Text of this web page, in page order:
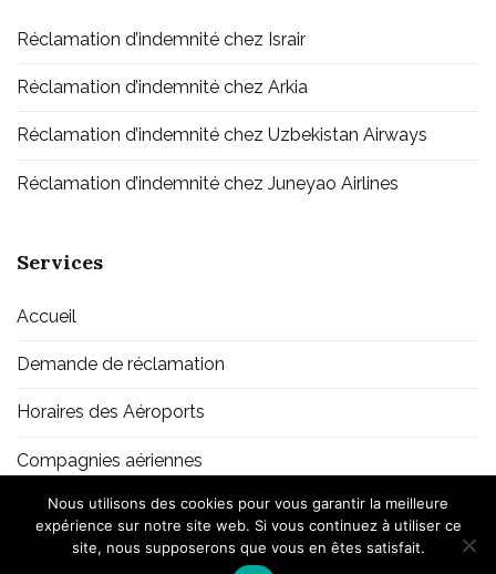
Réclamation d’indemnité chez Israir
Réclamation d’indemnité chez Arkia
Réclamation d’indemnité chez Uzbekistan Airways
Réclamation d’indemnité chez Juneyao Airlines
Services
Accueil
Demande de réclamation
Horaires des Aéroports
Compagnies aériennes
Nous utilisons des cookies pour vous garantir la meilleure
expérience sur notre site web. Si vous continuez à utiliser ce
site, nous supposerons que vous en êtes satisfait.